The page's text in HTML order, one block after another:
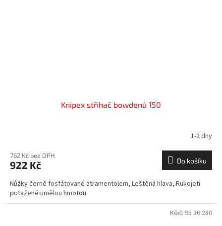
Knipex střihač bowdenů 150
1-2 dny
762 Kč bez DPH
922 Kč Do košíku
Nůžky černě fosfátované atramentolem, Leštěná hlava, Rukojeti
potažené umělou hmotou
Kód: 95 36 280